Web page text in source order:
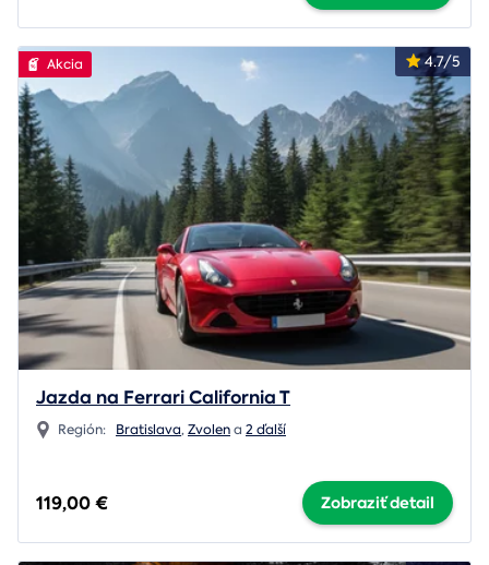
4.7/5
Akcia
Jazda na Ferrari California T
Región: Bratislava,Zvolena 2 ďalší
119,00 € Zobraziť detail